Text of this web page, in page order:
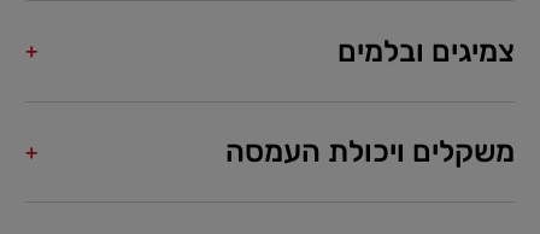
צמיגים ובלמים
משקלים ויכולת העמסה